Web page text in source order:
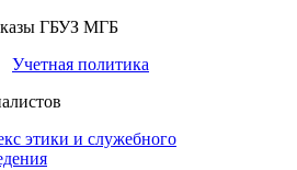
ГБУЗ МГБ
Учетная политика
этики и служебного